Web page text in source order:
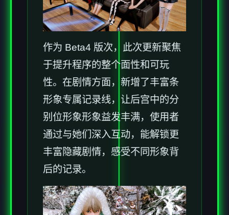
作为 Beta4 版次，此次更新聚焦
于提升程序的整个面性和可玩
性。在剧情方面，新增了丰富条
形象专属记录线，让后宫中的分
别位形象形象益发丰满，使用者
通过与她们深入互动，能解锁更
丰富隐藏剧情，感受不同形象背
后的记录。